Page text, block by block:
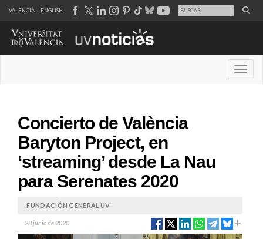
VALENCIÀ ENGLISH
Concierto de València
Baryton Project, en
‘streaming’ desde La Nau
para Serenates 2020
FUNDACIÓN GENERAL UV
28 junio de 2020